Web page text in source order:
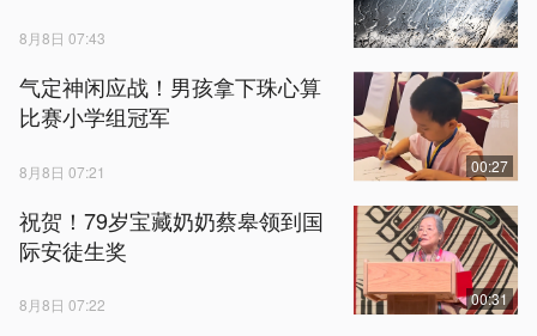
8月8日 07:43
气定神闲应战！男孩拿下珠心算
比赛小学组冠军
8月8日 07:21 00:27
祝贺！79岁宝藏奶奶蔡皋领到国
际安徒生奖
8月8日 07:22 00:31